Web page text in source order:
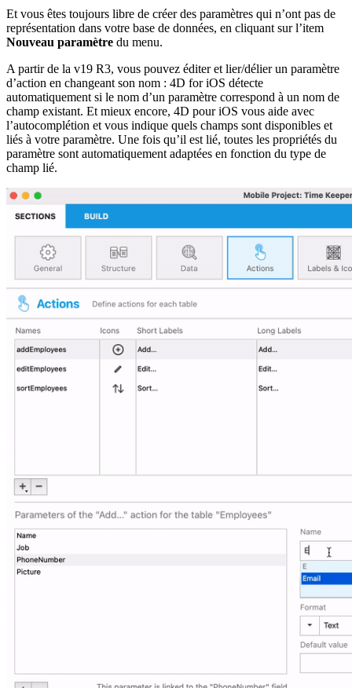
Et vous êtes toujours libre de créer des paramètres qui n’ont pas de
représentation dans votre base de données, en cliquant sur l’item
Nouveau paramètre du menu.
A partir de la v19 R3, vous pouvez éditer et lier/délier un paramètre
d’action en changeant son nom : 4D for iOS détecte
automatiquement si le nom d’un paramètre correspond à un nom de
champ existant. Et mieux encore, 4D pour iOS vous aide avec
l’autocomplétion et vous indique quels champs sont disponibles et
liés à votre paramètre. Une fois qu’il est lié, toutes les propriétés du
paramètre sont automatiquement adaptées en fonction du type de
champ lié.